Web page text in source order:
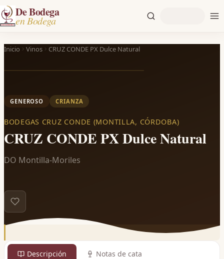
De Bodega
en Bodega
Inicio Vinos CRUZ CONDE PX Dulce Natural
GENEROSO CRIANZA
BODEGAS CRUZ CONDE (MONTILLA, CÓRDOBA)
CRUZ CONDE PX Dulce Natural
DO Montilla-Moriles
Descripción Notas de cata